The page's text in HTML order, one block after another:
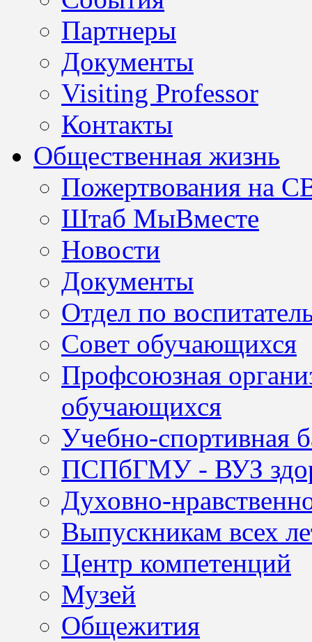
Партнеры
Документы
Visiting Professor
Контакты
Общественная жизнь
Пожертвования на
Штаб МыВместе
Новости
Документы
Отдел по
Совет обучающихся
Профсоюзная
обучающихся
Учебно-спортивная
ПСПбГМУ - ВУЗ
Духовно-
Выпускникам всех
Центр компетенций
Музей
Общежития